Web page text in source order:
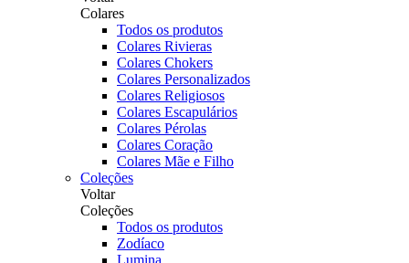
Colares
Todos os produtos
Colares Rivieras
Colares Chokers
Colares Personalizados
Colares Religiosos
Colares Escapulários
Colares Pérolas
Colares Coração
Colares Mãe e Filho
Coleções
Voltar
Coleções
Todos os produtos
Zodíaco
Lumina